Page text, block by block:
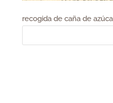
recogida de caña de